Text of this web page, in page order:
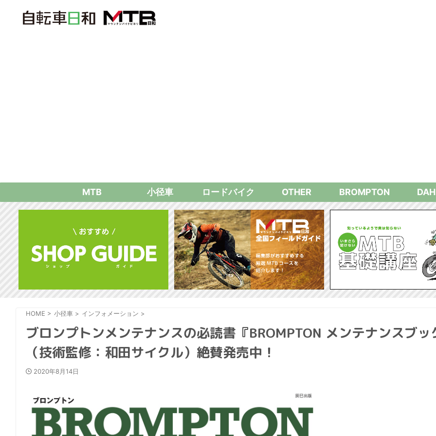
MTB 小径車 ロードバイク OTHER BROMPTON
HOME > 小径車 > インフォメーション >
ブロンプトンメンテナンスの必読書『BROMPTON メンテナンスブッ
（技術監修：和田サイクル）絶賛発売中！
2020年8月14日